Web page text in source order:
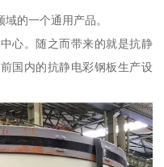
的一个通用产品。
心。随之而带来的就是抗静
国内的抗静电彩钢板生产设